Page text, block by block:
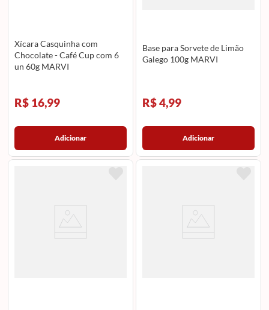
Xícara Casquinha com
Chocolate - Café Cup com 6
un 60g MARVI
R$ 16,99
Adicionar
Base para Sorvete de Limão
Galego 100g MARVI
R$ 4,99
Adicionar